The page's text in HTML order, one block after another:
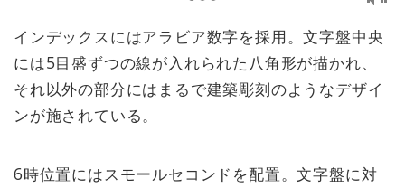
インデックスにはアラビア数字を採用。文字盤中央
には5目盛ずつの線が入れられた八角形が描かれ、
それ以外の部分にはまるで建築彫刻のようなデザイ
ンが施されている。
6時位置にはスモールセコンドを配置。文字盤に対